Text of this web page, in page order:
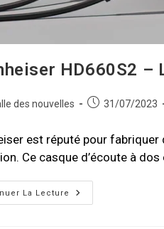
HD660S2 –
:
des nouvelles
Publication
31/07/2023
est réputé pour
Ce casque d’écoute à
La Lecture
Sennheiser
HD660S2